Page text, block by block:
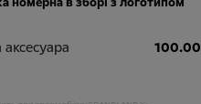
аксесуара 100.00